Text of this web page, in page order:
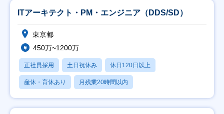
ITアーキテクト・PM・エンジニア（DDS/SD）
東京都
450万~1200万
正社員採用 土日祝休み 休日120日以上
産休・育休あり 月残業20時間以内